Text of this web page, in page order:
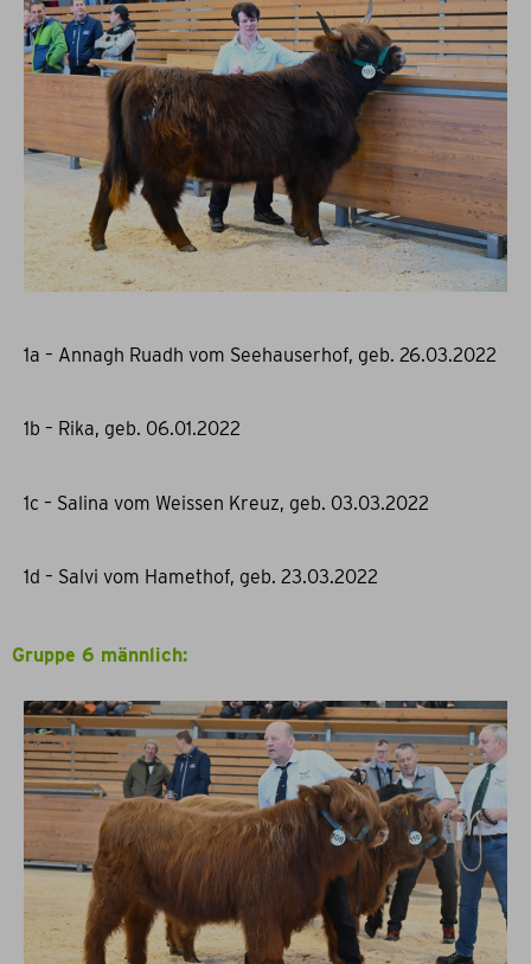
1a – Annagh Ruadh vom Seehauserhof, geb. 26.03.2022
1b – Rika, geb. 06.01.2022
1c – Salina vom Weissen Kreuz, geb. 03.03.2022
1d – Salvi vom Hamethof, geb. 23.03.2022
Gruppe 6 männlich: